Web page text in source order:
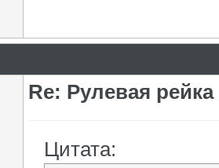
Re: Рулевая рейка
Цитата: